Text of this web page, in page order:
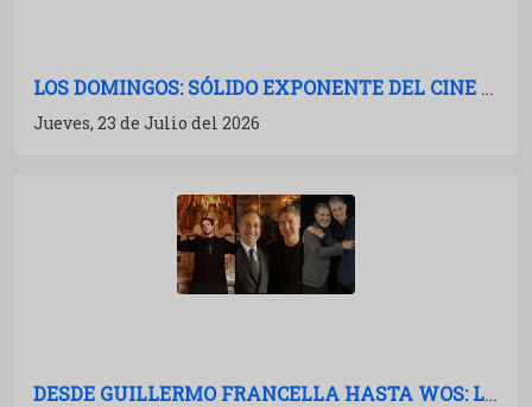
LOS DOMINGOS: SÓLIDO EXPONENTE DEL CINE ESPAÑOL
Jueves, 23 de Julio del 2026
DESDE GUILLERMO FRANCELLA HASTA WOS: LAS PELÍCULAS ARGENTINAS PARA 2027